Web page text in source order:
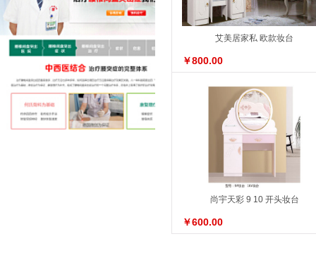
艾美居家私 欧款妆台
￥800.00
尚宇天彩 9 10 开头妆台
￥600.00